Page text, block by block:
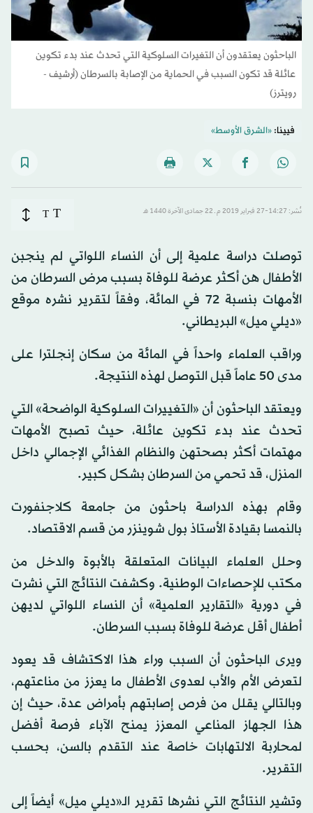
الباحثون يعتقدون أن التغيرات السلوكية التي تحدث عند بدء تكوين
عائلة قد تكون السبب في الحماية من الإصابة بالسرطان (أرشيف -
رويترز)
فيينا:«الشرق الأوسط»
نُشر: 14:27-27 فبراير 2019 م ـ 22 جمادى الآخرة 1440 هـ T
T
توصلت دراسة علمية إلى أن النساء اللواتي لم ينجبن
الأطفال هن أكثر عرضة للوفاة بسبب مرض السرطان من
الأمهات بنسبة 72 في المائة، وفقاً لتقرير نشره موقع
«ديلي ميل» البريطاني.
وراقب العلماء واحداً في المائة من سكان إنجلترا على
مدى 50 عاماً قبل التوصل لهذه النتيجة.
ويعتقد الباحثون أن «التغييرات السلوكية الواضحة» التي
تحدث عند بدء تكوين عائلة، حيث تصبح الأمهات
مهتمات أكثر بصحتهن والنظام الغذائي الإجمالي داخل
المنزل، قد تحمي من السرطان بشكل كبير.
وقام بهذه الدراسة باحثون من جامعة كلاجنفورت
بالنمسا بقيادة الأستاذ بول شوينزر من قسم الاقتصاد.
وحلل العلماء البيانات المتعلقة بالأبوة والدخل من
مكتب للإحصاءات الوطنية. وكشفت النتائج التي نشرت
في دورية «التقارير العلمية» أن النساء اللواتي لديهن
أطفال أقل عرضة للوفاة بسبب السرطان.
ويرى الباحثون أن السبب وراء هذا الاكتشاف قد يعود
لتعرض الأم والأب لعدوى الأطفال ما يعزز من مناعتهم،
وبالتالي يقلل من فرص إصابتهم بأمراض عدة، حيث إن
هذا الجهاز المناعي المعزز يمنح الآباء فرصة أفضل
لمحاربة الالتهابات خاصة عند التقدم بالسن، بحسب
التقرير.
وتشير النتائج التي نشرها تقرير الـ«ديلي ميل» أيضاً إلى